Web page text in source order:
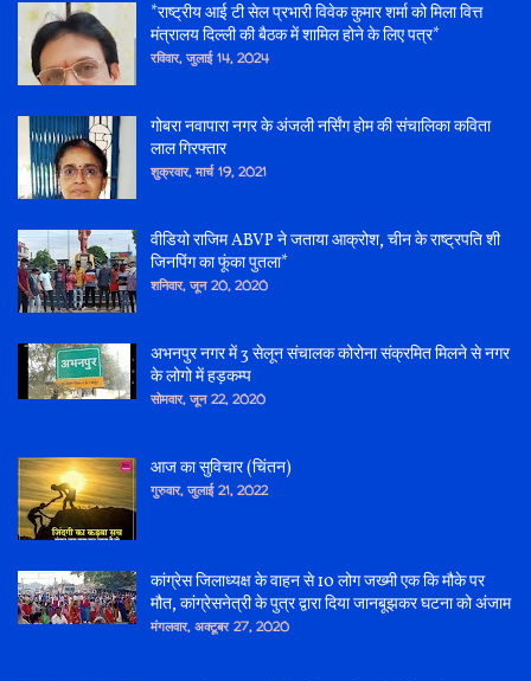
*राष्ट्रीय आई टी सेल प्रभारी विवेक कुमार शर्मा को मिला वित्त
मंत्रालय दिल्ली की बैठक में शामिल होने के लिए पत्र*
रविवार, जुलाई 14, 2024
गोबरा नवापारा नगर के अंजली नर्सिंग होम की संचालिका कविता
लाल गिरफ्तार
शुक्रवार, मार्च 19, 2021
वीडियो राजिम ABVP ने जताया आक्रोश, चीन के राष्ट्रपति शी
जिनपिंग का फूंका पुतला*
शनिवार, जून 20, 2020
अभनपुर नगर में 3 सेलून संचालक कोरोना संक्रमित मिलने से नगर
के लोगो में हड़कम्प
सोमवार, जून 22, 2020
आज का सुविचार (चिंतन)
गुरुवार, जुलाई 21, 2022
कांग्रेस जिलाध्यक्ष के वाहन से 10 लोग जख्मी एक कि मौके पर
मौत, कांग्रेसनेत्री के पुत्र द्वारा दिया जानबूझकर घटना को अंजाम
मंगलवार, अक्टूबर 27, 2020